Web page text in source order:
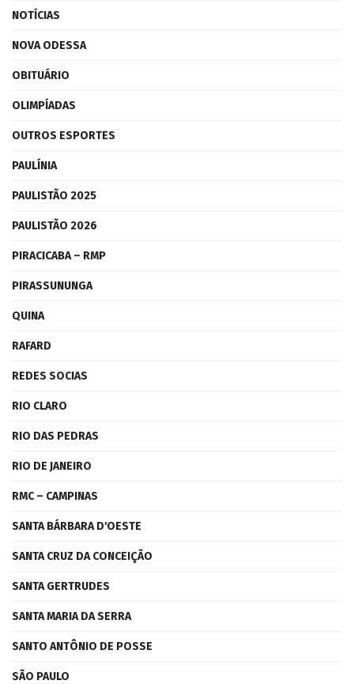
NOTÍCIAS
NOVA ODESSA
OBITUÁRIO
OLIMPÍADAS
OUTROS ESPORTES
PAULÍNIA
PAULISTÃO 2025
PAULISTÃO 2026
PIRACICABA – RMP
PIRASSUNUNGA
QUINA
RAFARD
REDES SOCIAS
RIO CLARO
RIO DAS PEDRAS
RIO DE JANEIRO
RMC – CAMPINAS
SANTA BÁRBARA D'OESTE
SANTA CRUZ DA CONCEIÇÃO
SANTA GERTRUDES
SANTA MARIA DA SERRA
SANTO ANTÔNIO DE POSSE
SÃO PAULO